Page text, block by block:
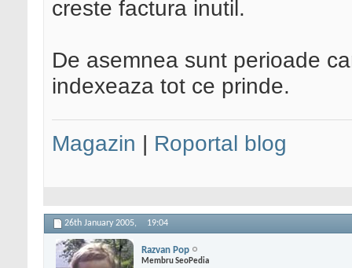
creste factura inutil.
De asemnea sunt perioade
indexeaza tot ce prinde.
Magazin | Roportal blog
26th January 2005, 19:04
Razvan Pop
Membru SeoPedia